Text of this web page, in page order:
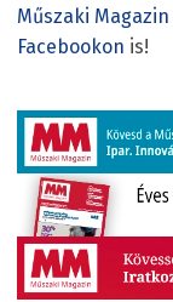
Műszaki Magazin
Facebookon is!